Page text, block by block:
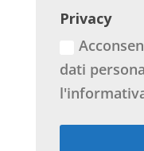
Privacy
dati